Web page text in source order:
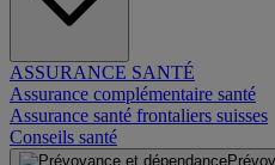
ASSURANCE SANTÉ
Assurance complémentaire santé
Assurance santé frontaliers suisses
Conseils santé